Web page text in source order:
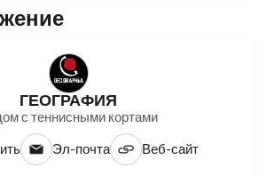
ГЕОГРАФИЯ
с теннисными кортами
Эл-почта Веб-сайт